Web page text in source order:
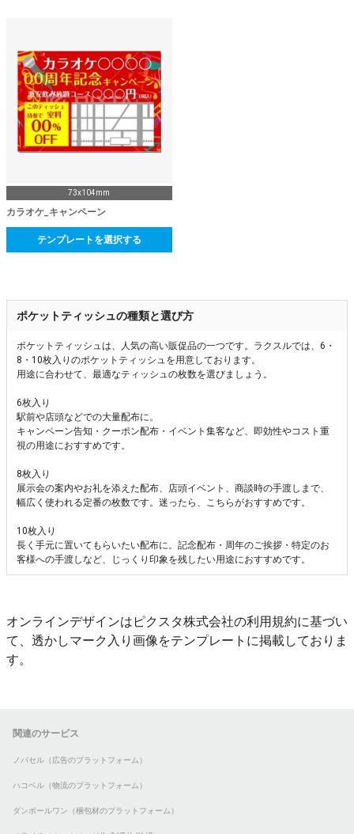
73x104mm
カラオケ_キャンペーン
テンプレートを選択する
ポケットティッシュの種類と選び方
ポケットティッシュは、人気の高い販促品の一つです。ラクスルでは、6・
8・10枚入りのポケットティッシュを用意しております。
用途に合わせて、最適なティッシュの枚数を選びましょう。
6枚入り
駅前や店頭などでの大量配布に。
キャンペーン告知・クーポン配布・イベント集客など、即効性やコスト重
視の用途におすすめです。
8枚入り
展示会の案内やお礼を添えた配布、店頭イベント、商談時の手渡しまで、
幅広く使われる定番の枚数です。迷ったら、こちらがおすすめです。
10枚入り
長く手元に置いてもらいたい配布に。記念配布・周年のご挨拶・特定のお
客様への手渡しなど、じっくり印象を残したい用途におすすめです。
オンラインデザインはピクスタ株式会社の利用規約に基づい
て、透かしマーク入り画像をテンプレートに掲載しておりま
す。
関連のサービス
ノバセル（広告のプラットフォーム）
ハコベル（物流のプラットフォーム）
ダンボールワン（梱包材のプラットフォーム）